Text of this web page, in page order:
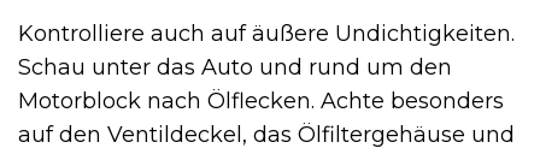
Kontrolliere auch auf äußere Undichtigkeiten.
Schau unter das Auto und rund um den
Motorblock nach Ölflecken. Achte besonders
auf den Ventildeckel, das Ölfiltergehäuse und